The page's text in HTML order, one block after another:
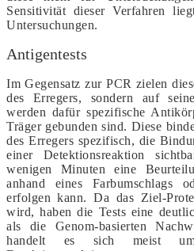
Sensitivität dieser Verfahren
Untersuchungen.
Antigentests
Im Gegensatz zur PCR zielen
des Erregers, sondern auf
werden dafür spezifische
Träger gebunden sind. Diese
des Erregers spezifisch, die
einer Detektionsreaktion
wenigen Minuten eine
anhand eines Farbumschlags
erfolgen kann. Da das Ziel-
wird, haben die Tests eine
als die Genom-basierten
handelt es sich meist